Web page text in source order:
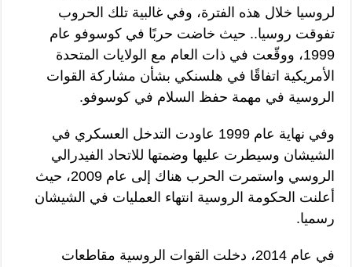
لروسيا خلال هذه الفترة، وفي غالبية تلك الحروب
تفوقت روسيا.. ‏حيث خاضت حربًا في كوسوفو عام
1999، ووقّعت في ذات العام مع الولايات المتحدة
الأمريكية اتفاقًا في هلسنكي بشأن مشاركة القوات
الروسية في مهمة حفظ السلام في كوسوفو.
وفي نهاية عام 1999 عاودت التدخل العسكري في
الشيشان وسيطرت عليها وضمتها للاتحاد الفيدرالي
الروسي واستمرت الحرب هناك إلى عام 2009، حيث
أعلنت الحكومة الروسية انتهاء العمليات في الشيشان
رسميا.
في عام 2014، دخلت القوات الروسية مقاطعات